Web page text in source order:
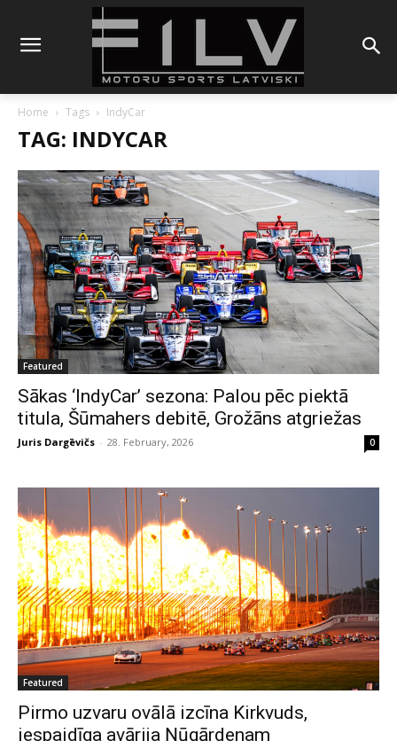
Home Tags IndyCar
TAG: INDYCAR
Featured
Sākas ‘IndyCar’ sezona: Palou pēc piektā
titula, Šūmahers debitē, Grožāns atgriežas
Juris Dargēvičs - 28. February, 2026 0
Featured
Pirmo uzvaru ovālā izcīna Kirkvuds,
iespaidīga avārija Ņūgārdenam